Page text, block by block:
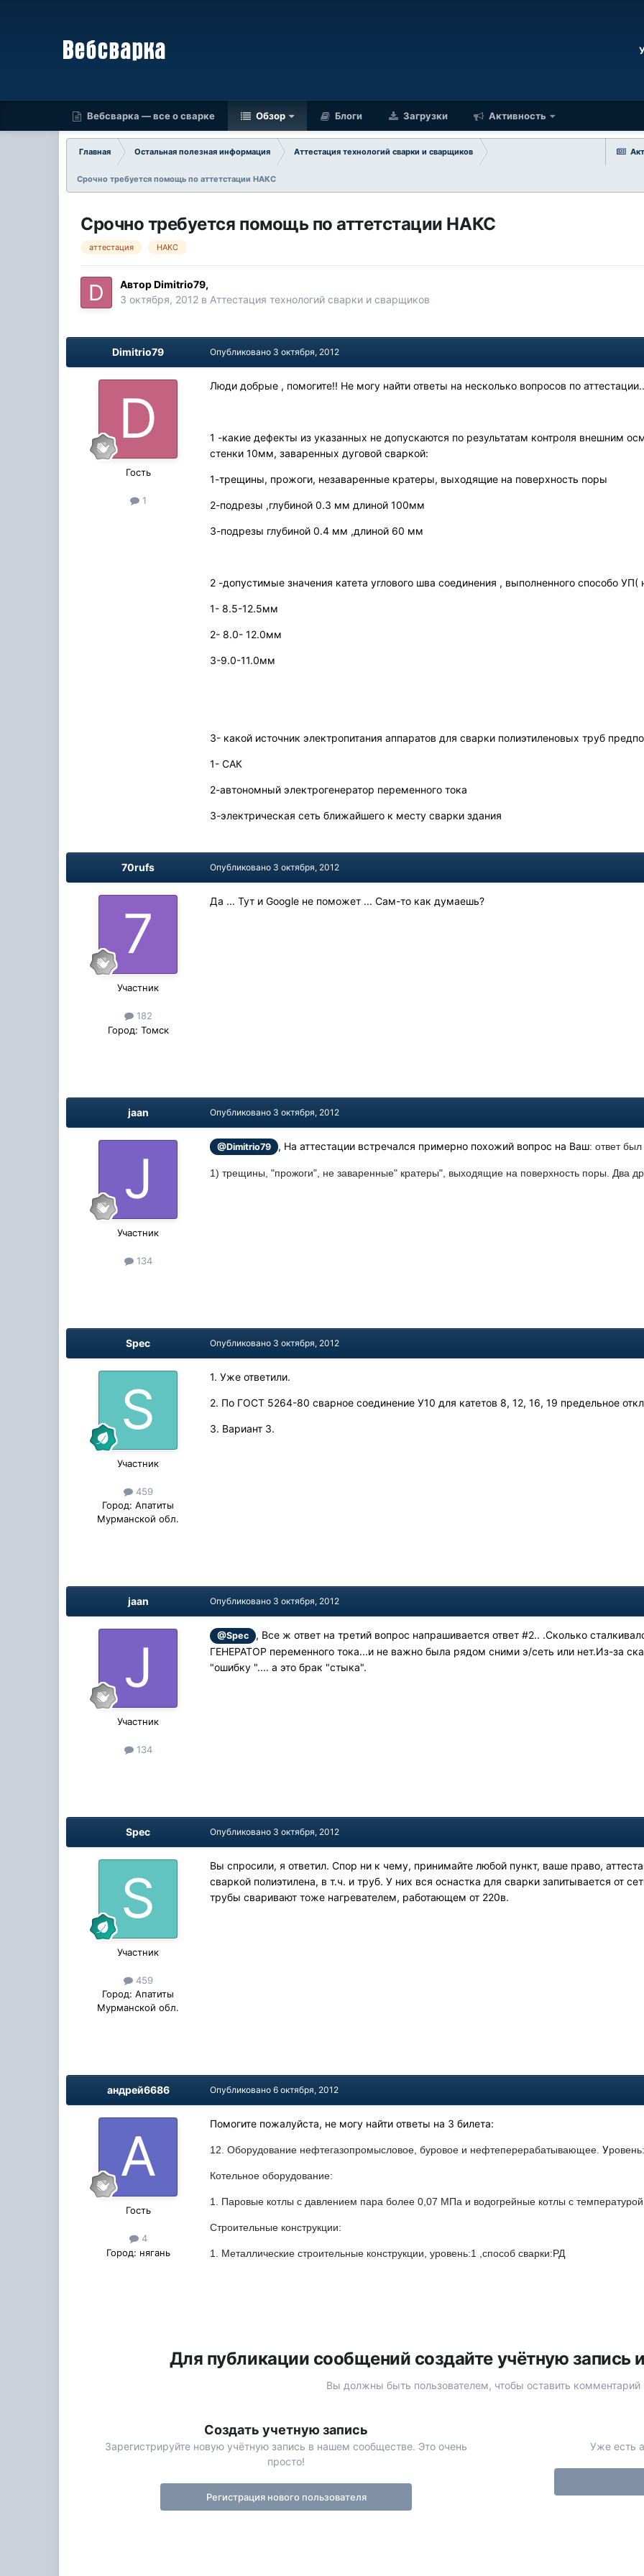
Вебсварка — все о сварке Обзор Блоги Загрузки Активность
Главная Остальная полезная информация Аттестация технологий сварки и сварщиков
Срочно требуется помощь по аттетстации НАКС
Срочно требуется помощь по аттетстации НАКС
аттестация НАКС
АвторDimitrio79,
3 октября, 2012 в Аттестация технологий сварки и сварщиков
Dimitrio79
Гость
1
Опубликовано 3 октября, 2012
Люди добрые , помогите!! Не могу найти ответы на несколько вопросов по
1 -какие дефекты из указанных не допускаются по результатам контроля внешним
стенки 10мм, заваренных дуговой сваркой:
1-трещины, прожоги, незаваренные кратеры, выходящие на поверхность поры
2-подрезы ,глубиной 0.3 мм длиной 100мм
3-подрезы глубиной 0.4 мм ,длиной 60 мм
2 -допустимые значения катета углового шва соединения , выполненного способо
1- 8.5-12.5мм
2- 8.0- 12.0мм
3-9.0-11.0мм
3- какой источник электропитания аппаратов для сварки полиэтиленовых труб
1- САК
2-автономный электрогенератор переменного тока
3-электрическая сеть ближайшего к месту сварки здания
70rufs
Участник
182
Город: Томск
Опубликовано 3 октября, 2012
Да ... Тут и Google не поможет ... Сам-то как думаешь?
jaan
Участник
134
Опубликовано 3 октября, 2012
@Dimitrio79 , На аттестации встречался примерно похожий вопрос на Ваш: ответ был
1) трещины, "прожоги", не заваренные" кратеры", выходящие на поверхность поры. Два
Spec
Участник
459
Город: Апатиты
Мурманской обл.
Опубликовано 3 октября, 2012
1. Уже ответили.
2. По ГОСТ 5264-80 сварное соединение У10 для катетов 8, 12, 16, 19 предельное
3. Вариант 3.
jaan
Участник
134
Опубликовано 3 октября, 2012
@Spec
, Все ж ответ на третий вопрос напрашивается ответ #2.. .Сколько
ГЕНЕРАТОР переменного тока...и не важно была рядом сними э/сеть или нет.Из-за
"ошибку ".... а это брак "стыка".
Spec
Участник
459
Город: Апатиты
Мурманской обл.
Опубликовано 3 октября, 2012
Вы спросили, я ответил. Спор ни к чему, принимайте любой пункт, ваше право,
сваркой полиэтилена, в т.ч. и труб. У них вся оснастка для сварки запитывается от
трубы сваривают тоже нагревателем, работающем от 220в.
андрей6686
Гость
4
Город: нягань
Опубликовано6 октября, 2012
Помогите пожалуйста, не могу найти ответы на 3 билета:
12. Оборудование нефтегазопромысловое, буровое и нефтеперерабатывающее. У
Котельное оборудование:
1. Паровые котлы с давлением пара более 0,07 МПа и водогрейные котлы с
Строительные конструкции:
1. Металлические строительные конструкции, уровень:1 ,способ сварки:РД
Для публикации сообщений создайте учётную запись
Вы должны быть пользователем, чтобы оставить комментарий
Создать учетную запись
Зарегистрируйте новую учётную запись в нашем сообществе. Это очень
просто!
Регистрация нового пользователя
Уже есть